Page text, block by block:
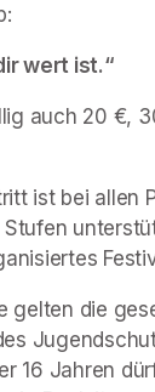
wert ist.“
auch 20 €,
ist bei allen
gelten die
16 Jahren